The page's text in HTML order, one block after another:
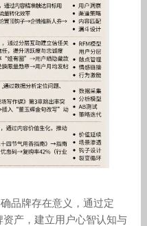
品牌存在意义，通过定
产，建立用户心智认知与